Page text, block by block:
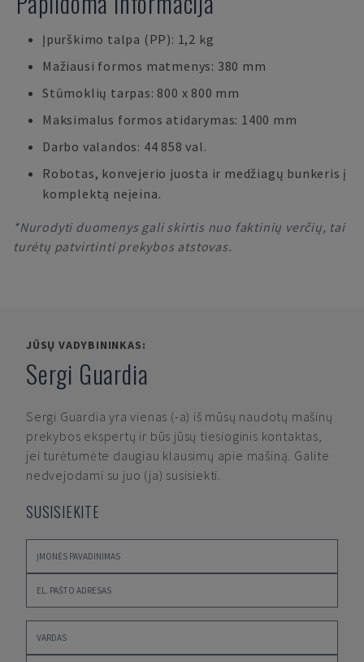
Įpurškimo talpa (PP): 1,2 kg
Mažiausi formos matmenys: 380 mm
Stūmoklių tarpas: 800 x 800 mm
Maksimalus formos atidarymas: 1400 mm
Darbo valandos: 44 858 val.
Robotas, konvejerio juosta ir medžiagų bunkeris į
komplektą neįeina.
*Nurodyti duomenys gali skirtis nuo faktinių verčių, tai
turėtų patvirtinti prekybos atstovas.
JŪSŲ VADYBININKAS:
Sergi Guardia
Sergi Guardia yra vienas (-a) iš mūsų naudotų mašinų
prekybos ekspertų ir būs jūsų tiesioginis kontaktas,
jei turėtumėte daugiau klausimų apie mašiną. Galite
nedvejodami su juo (ja) susisiekti.
SUSISIEKITE